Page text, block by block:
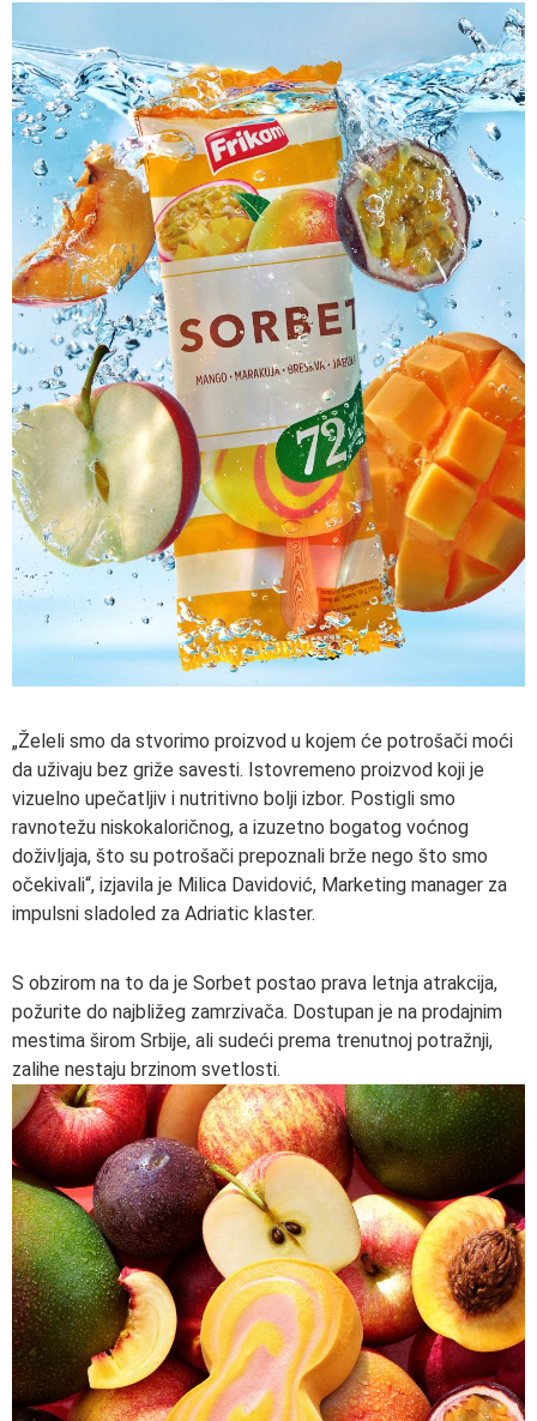
„Želeli smo da stvorimo proizvod u kojem će potrošači moći
da uživaju bez griže savesti. Istovremeno proizvod koji je
vizuelno upečatljiv i nutritivno bolji izbor. Postigli smo
ravnotežu niskokaloričnog, a izuzetno bogatog voćnog
doživljaja, što su potrošači prepoznali brže nego što smo
očekivali“, izjavila je Milica Davidović, Marketing manager za
impulsni sladoled za Adriatic klaster.
S obzirom na to da je Sorbet postao prava letnja atrakcija,
požurite do najbližeg zamrzivača. Dostupan je na prodajnim
mestima širom Srbije, ali sudeći prema trenutnoj potražnji,
zalihe nestaju brzinom svetlosti.